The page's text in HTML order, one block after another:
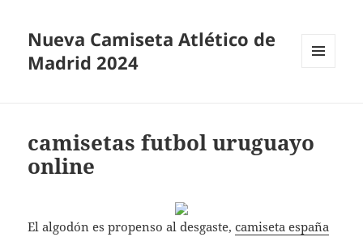
Nueva Camiseta Atlético de
Madrid 2024
camisetas futbol uruguayo
online
El algodón es propenso al desgaste,camiseta españa